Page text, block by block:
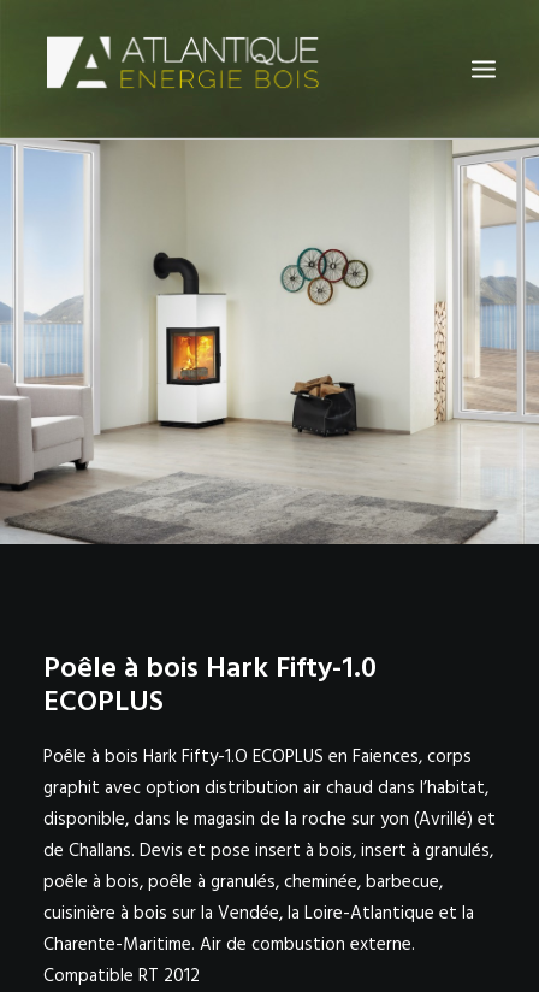
POÊLES À GRANULÉS
INSERTS À BOIS
INSERTS À GRANULÉS
Poêle à bois Hark Fifty-1.0
ECOPLUS
Poêle à bois Hark Fifty-1.O ECOPLUS en Faiences, corps
graphit avec option distribution air chaud dans l’habitat,
disponible, dans le magasin de la roche sur yon (Avrillé) et
de Challans. Devis et pose insert à bois, insert à granulés,
poêle à bois, poêle à granulés, cheminée, barbecue,
cuisinière à bois sur la Vendée, la Loire-Atlantique et la
Charente-Maritime. Air de combustion externe.
Compatible RT 2012